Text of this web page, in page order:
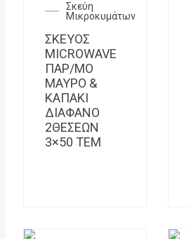
Σκεύη
Μικροκυμάτων
ΣΚΕΥΟΣ
MICROWAVE
ΠΑΡ/ΜΟ
ΜΑΥΡΟ &
ΚΑΠΑΚΙ
ΔΙΑΦΑΝΟ
2ΘΕΣΕΩΝ
3×50 TEM